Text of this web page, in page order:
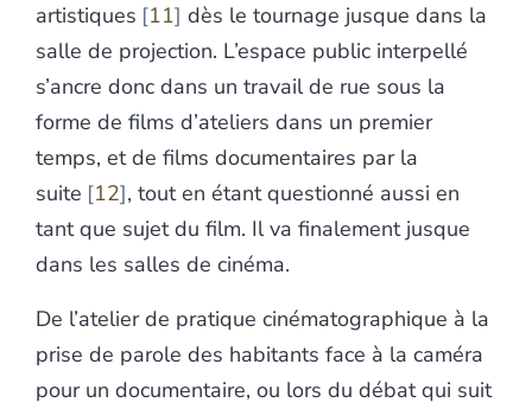
artistiques 11 dès le tournage jusque dans la
salle de projection. L’espace public interpellé
s’ancre donc dans un travail de rue sous la
forme de films d’ateliers dans un premier
temps, et de films documentaires par la
suite 12 , tout en étant questionné aussi en
tant que sujet du film. Il va finalement jusque
dans les salles de cinéma.
De l’atelier de pratique cinématographique à la
prise de parole des habitants face à la caméra
pour un documentaire, ou lors du débat qui suit